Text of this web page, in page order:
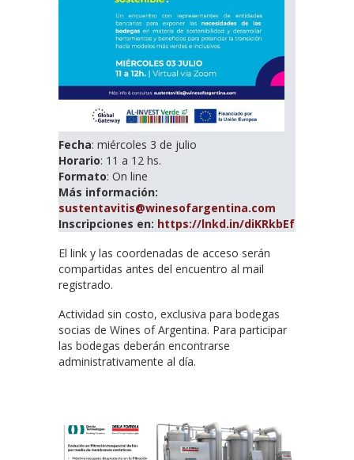
Fecha: miércoles 3 de julio
Horario: 11 a 12 hs.
Formato: On line
Más información:
sustentavitis@winesofargentina.com
Inscripciones en: https://lnkd.in/diKRkbEf
El link y las coordenadas de acceso serán
compartidas antes del encuentro al mail
registrado.
Actividad sin costo, exclusiva para bodegas
socias de Wines of Argentina. Para participar
las bodegas deberán encontrarse
administrativamente al día.